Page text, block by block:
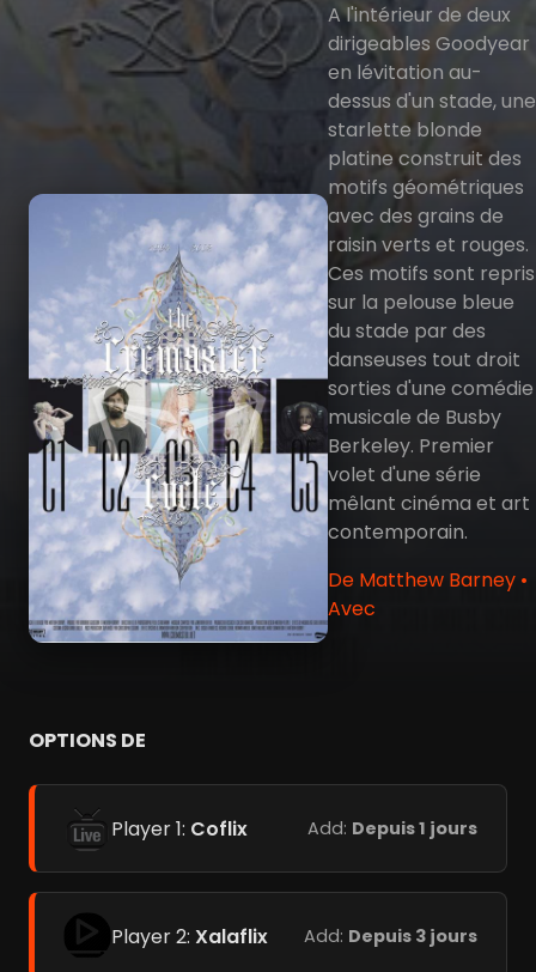
A l'intérieur de deux
dirigeables Goodyear
en lévitation au-
dessus d'un stade, une
starlette blonde
platine construit des
motifs géométriques
avec des grains de
raisin verts et rouges.
Ces motifs sont repris
sur la pelouse bleue
du stade par des
danseuses tout droit
sorties d'une comédie
musicale de Busby
Berkeley. Premier
volet d'une série
mêlant cinéma et art
contemporain.
De Matthew Barney •
Avec
OPTIONS DE
Player 1: Coflix Add: Depuis 1 jours
Player 2: Xalaflix Add: Depuis 3 jours